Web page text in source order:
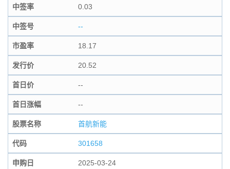
中签率 0.03
中签号 --
市盈率 18.17
发行价 20.52
首日价 --
首日涨幅 --
股票名称 首航新能
代码 301658
申购日 2025-03-24